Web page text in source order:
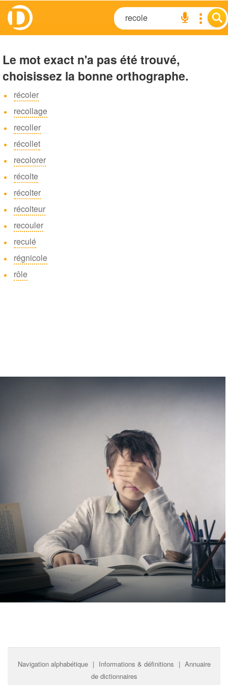
Le mot exact n'a pas été trouvé,
choisissez la bonne orthographe.
récoler
recollage
recoller
récollet
recolorer
récolte
récolter
récolteur
recouler
reculé
régnicole
rôle
Navigation alphabétique | Informations & définitions | Annuaire
de dictionnaires